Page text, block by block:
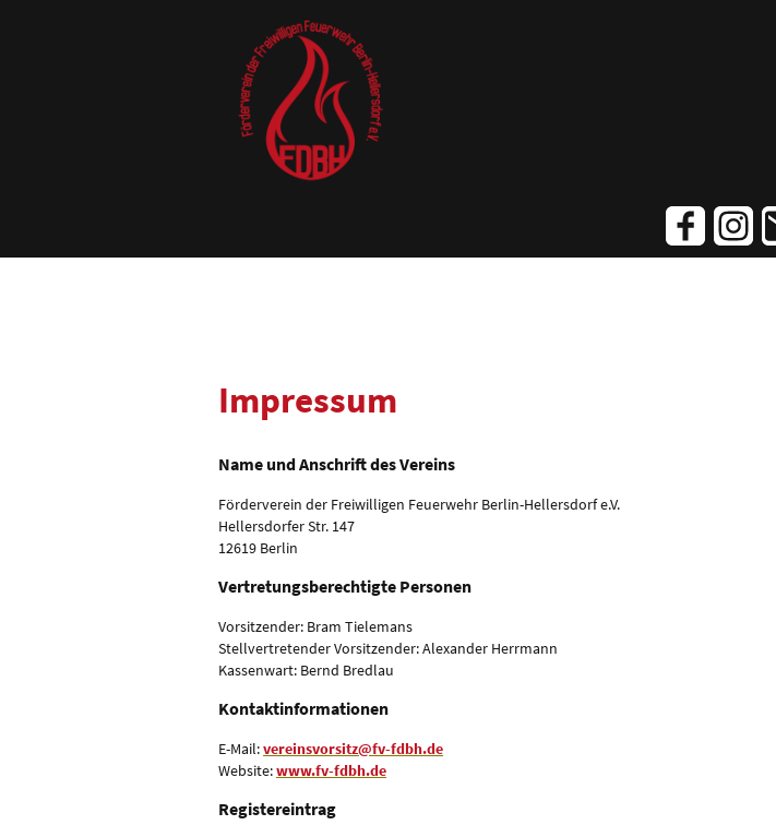
Impressum
Name und Anschrift des Vereins
Förderverein der Freiwilligen Feuerwehr Berlin-Hellersdorf e.V.
Hellersdorfer Str. 147
12619 Berlin
Vertretungsberechtigte Personen
Vorsitzender: Bram Tielemans
Stellvertretender Vorsitzender: Alexander Herrmann
Kassenwart: Bernd Bredlau
Kontaktinformationen
E-Mail:vereinsvorsitz@fv-fdbh.de
Website:www.fv-fdbh.de
Registereintrag